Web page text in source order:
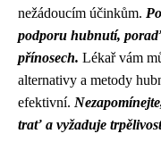
nežádoucím účinkům.
podporu hubnutí,
přínosech. Lékař vám
alternativy a metody
efektivní.
trať a vyžaduje